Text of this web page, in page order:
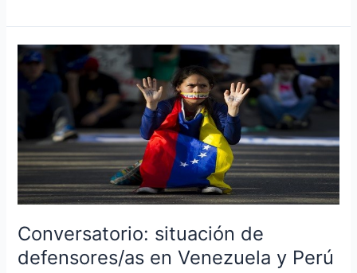
Conversatorio: situación de
defensores/as en Venezuela y Perú
Conversatorio:
situación
de
defensores/as
en
Venezuela
y
Perú